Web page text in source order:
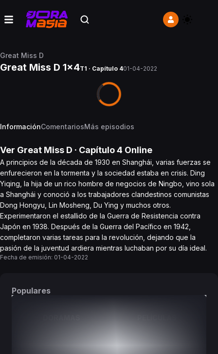
Great Miss D
Great Miss D 1x4T1 · Capítulo 401-04-2022
InformaciónComentariosMás episodios
Ver Great Miss D · Capítulo4 Online
A principios de la década de 1930 en Shanghái, varias fuerzas se
enfurecieron en la tormenta y la sociedad estaba en crisis. Ding
Yiqing, la hija de un rico hombre de negocios de Ningbo, vino sola
a Shanghái y conoció a los trabajadores clandestinos comunistas
Dong Hongyu, Lin Mosheng, Du Ying y muchos otros.
Experimentaron el estallido de la Guerra de Resistencia contra
Japón en 1938. Después de la Guerra del Pacífico en 1942,
completaron varias tareas para la revolución, dejando que la
pasión de la juventud ardiera mientras luchaban por su día ideal.
Fecha de emisión: 01-04-2022
Populares